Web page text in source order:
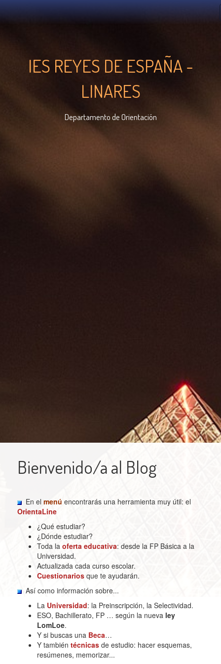
IES REYES DE ESPAÑA -
LINARES
Departamento de Orientación
Bienvenido/a al Blog
En el menú encontrarás una herramienta muy útil: el
OrientaLine
¿Qué estudiar?
¿Dónde estudiar?
Toda la oferta educativa: desde la FP Básica a la
Universidad.
Actualizada cada curso escolar.
Cuestionarios que te ayudarán.
Así como información sobre...
La Universidad: la Preinscripción, la Selectividad.
ESO, Bachillerato, FP … según la nueva ley
LomLoe.
Y si buscas una Beca…
Y también técnicas de estudio: hacer esquemas,
resúmenes, memorizar...